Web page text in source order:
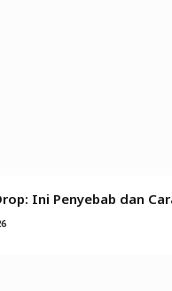
Ini Penyebab dan